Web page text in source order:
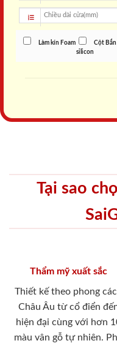
Làm kín Foam
Cột Bắn
silicon
Tại sao
Thẩm mỹ xuất sắc
Thiết kế theo phong
Châu Âu từ cổ điển
hiện đại cùng với hơn
màu vân gỗ tự nhiên.